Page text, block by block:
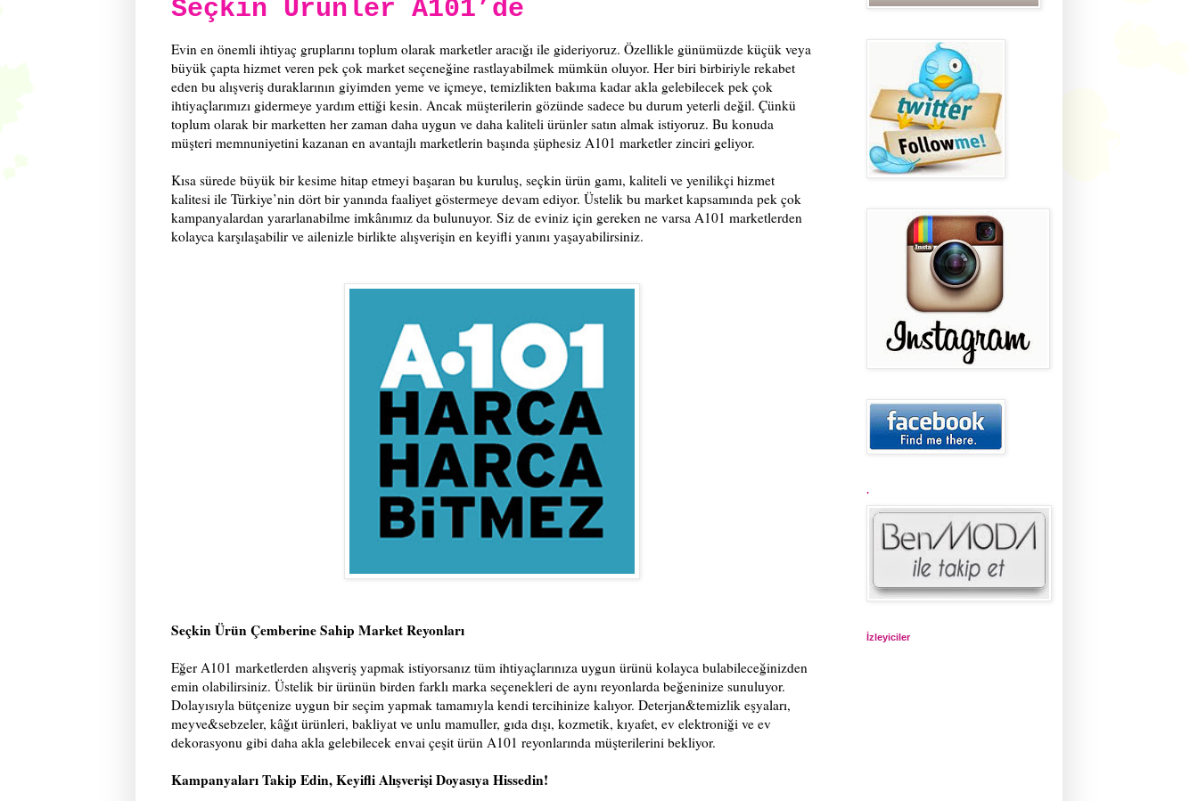
Seçkin Ürünler A101’de
Evin en önemli ihtiyaç gruplarını toplum olarak marketler aracığı ile gideriyoruz. Özellikle günümüzde küçük veya
büyük çapta hizmet veren pek çok market seçeneğine rastlayabilmek mümkün oluyor. Her biri birbiriyle rekabet
eden bu alışveriş duraklarının giyimden yeme ve içmeye, temizlikten bakıma kadar akla gelebilecek pek çok
ihtiyaçlarımızı gidermeye yardım ettiği kesin. Ancak müşterilerin gözünde sadece bu durum yeterli değil. Çünkü
toplum olarak bir marketten her zaman daha uygun ve daha kaliteli ürünler satın almak istiyoruz. Bu konuda
müşteri memnuniyetini kazanan en avantajlı marketlerin başında şüphesiz A101 marketler zinciri geliyor.
Kısa sürede büyük bir kesime hitap etmeyi başaran bu kuruluş, seçkin ürün gamı, kaliteli ve yenilikçi hizmet
kalitesi ile Türkiye’nin dört bir yanında faaliyet göstermeye devam ediyor. Üstelik bu market kapsamında pek çok
kampanyalardan yararlanabilme imkânımız da bulunuyor. Siz de eviniz için gereken ne varsa A101 marketlerden
kolayca karşılaşabilir ve ailenizle birlikte alışverişin en keyifli yanını yaşayabilirsiniz.
Seçkin Ürün Çemberine Sahip Market Reyonları
Eğer A101 marketlerden alışveriş yapmak istiyorsanız tüm ihtiyaçlarınıza uygun ürünü kolayca bulabileceğinizden
emin olabilirsiniz. Üstelik bir ürünün birden farklı marka seçenekleri de aynı reyonlarda beğeninize sunuluyor.
Dolayısıyla bütçenize uygun bir seçim yapmak tamamıyla kendi tercihinize kalıyor. Deterjan&temizlik eşyaları,
meyve&sebzeler, kâğıt ürünleri, bakliyat ve unlu mamuller, gıda dışı, kozmetik, kıyafet, ev elektroniği ve ev
dekorasyonu gibi daha akla gelebilecek envai çeşit ürün A101 reyonlarında müşterilerini bekliyor.
Kampanyaları Takip Edin, Keyifli Alışverişi Doyasıya Hissedin!
.
İzleyiciler